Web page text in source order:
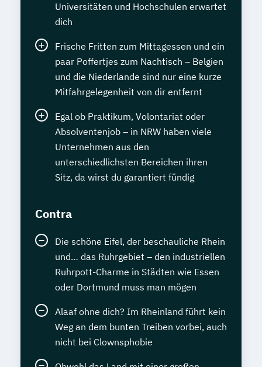
Universitäten und Hochschulen erwartet
dich
Frische Fritten zum Mittagessen und ein
paar Poffertjes zum Nachtisch – Belgien
und die Niederlande sind nur eine kurze
Mitfahrgelegenheit von dir entfernt
Egal ob Praktikum, Volontariat oder
Absolventenjob – in NRW haben viele
Unternehmen aus den
unterschiedlichsten Bereichen ihren
Sitz, da wirst du garantiert fündig
Contra
Die schöne Eifel, der beschauliche Rhein
und… das Ruhrgebiet – den industriellen
Ruhrpott-Charme in Städten wie Essen
oder Dortmund muss man mögen
Alaaf ohne dich? Im Rheinland führt kein
Weg an dem bunten Treiben vorbei, auch
nicht bei Clownsphobie